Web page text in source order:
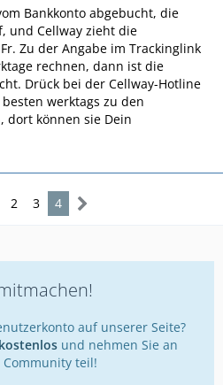
die Frau.
Euro vom Konto abgebucht,
Tracking-Link schon lange
erfahre ich denn jetzt, ob die
ist oder nicht?
Bankkonto abgebucht, die
und Cellway zieht die
Zu der Angabe im Trackinglink
rechnen, dann ist die
Drück bei der Cellway-Hotline
werktags zu den
dort können sie Dein
2 3 4
auf unserer Seite?
und nehmen Sie an
teil!